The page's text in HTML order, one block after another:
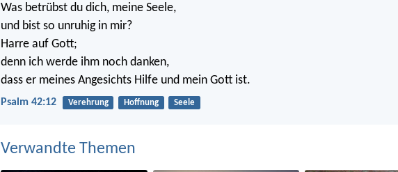
Was betrübst du dich, meine Seele,
und bist so unruhig in mir?
Harre auf Gott;
denn ich werde ihm noch danken,
dass er meines Angesichts Hilfe und mein Gott ist.
Psalm 42:12 Verehrung Hoffnung Seele
Verwandte Themen